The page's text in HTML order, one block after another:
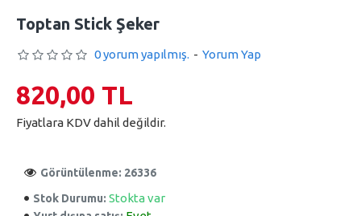
Toptan Stick Şeker
Stok Durumu: Stokta var
Görüntülenme: 26336
0 yorum yapılmış. - Yorum Yap
820,00 TL
Fiyatlara KDV dahil değildir.